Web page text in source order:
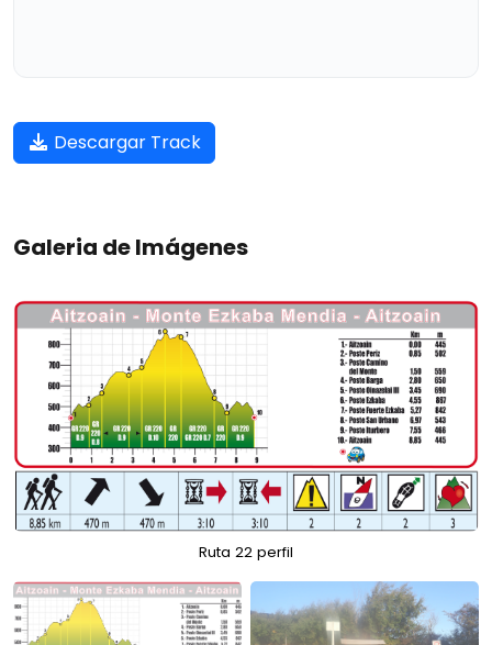
Descargar Track
Galeria de Imágenes
Ruta 22 perfil